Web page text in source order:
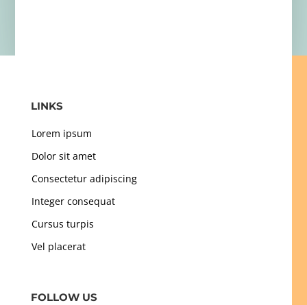
LINKS
Lorem ipsum
Dolor sit amet
Consectetur adipiscing
Integer consequat
Cursus turpis
Vel placerat
FOLLOW US